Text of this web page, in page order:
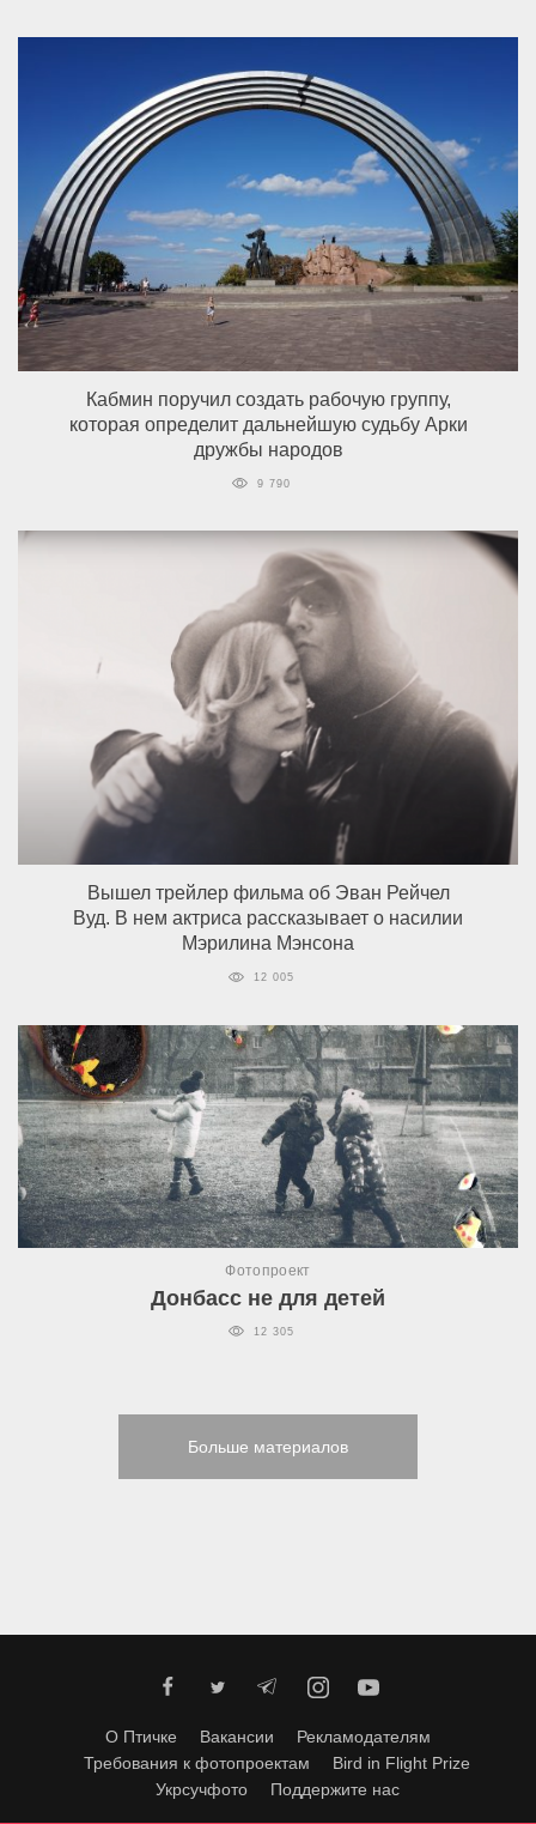
Кабмин поручил создать рабочую группу,
которая определит дальнейшую судьбу Арки
дружбы народов
9 790
Вышел трейлер фильма об Эван Рейчел
Вуд. В нем актриса рассказывает о насилии
Мэрилина Мэнсона
12 005
Фотопроект
Донбасс не для детей
12 305
Больше материалов
О Птичке Вакансии
Рекламодателям
Требования к фотопроектам
Bird in Flight Prize
Укрсучфото
Поддержите нас